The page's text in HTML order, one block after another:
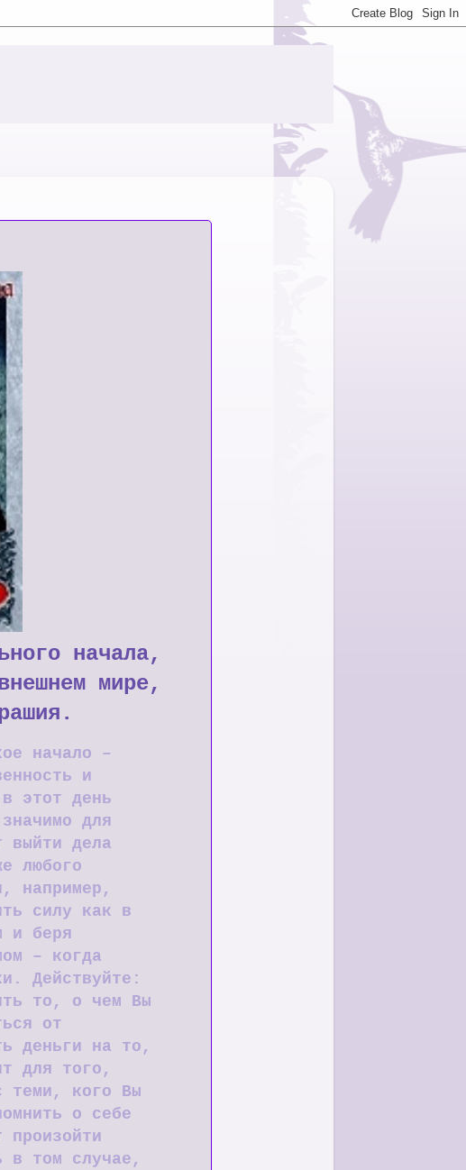
начала,
мире,
начало –
и
этот день
для
выйти дела
любого
например,
силу как в
и беря
– когда
Действуйте:
то, о чем Вы
от
деньги на то,
для того,
теми, кого Вы
о себе
произойти
в том случае,